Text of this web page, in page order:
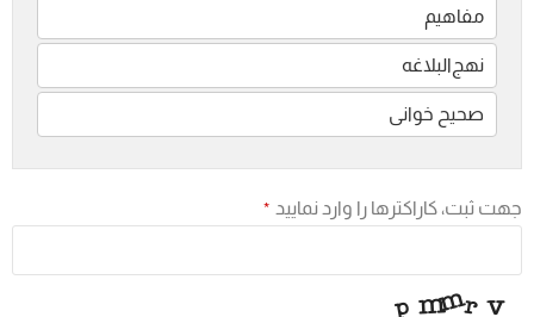
مفاهیم
نهج‌البلاغه
صحیح خوانی
جهت ثبت، کاراکترها را وارد نمایید *